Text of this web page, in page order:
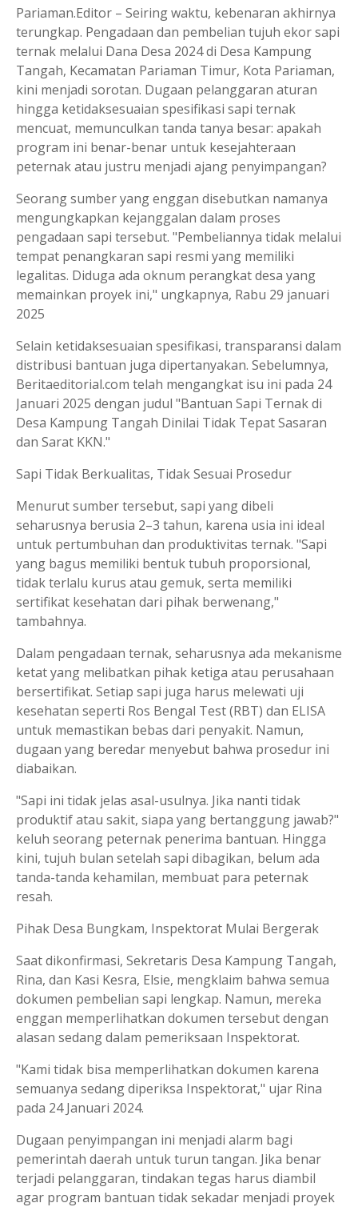
Pariaman.Editor – Seiring waktu, kebenaran akhirnya
terungkap. Pengadaan dan pembelian tujuh ekor sapi
ternak melalui Dana Desa 2024 di Desa Kampung
Tangah, Kecamatan Pariaman Timur, Kota Pariaman,
kini menjadi sorotan. Dugaan pelanggaran aturan
hingga ketidaksesuaian spesifikasi sapi ternak
mencuat, memunculkan tanda tanya besar: apakah
program ini benar-benar untuk kesejahteraan
peternak atau justru menjadi ajang penyimpangan?
Seorang sumber yang enggan disebutkan namanya
mengungkapkan kejanggalan dalam proses
pengadaan sapi tersebut. "Pembeliannya tidak melalui
tempat penangkaran sapi resmi yang memiliki
legalitas. Diduga ada oknum perangkat desa yang
memainkan proyek ini," ungkapnya, Rabu 29 januari
2025
Selain ketidaksesuaian spesifikasi, transparansi dalam
distribusi bantuan juga dipertanyakan. Sebelumnya,
Beritaeditorial.com telah mengangkat isu ini pada 24
Januari 2025 dengan judul "Bantuan Sapi Ternak di
Desa Kampung Tangah Dinilai Tidak Tepat Sasaran
dan Sarat KKN."
Sapi Tidak Berkualitas, Tidak Sesuai Prosedur
Menurut sumber tersebut, sapi yang dibeli
seharusnya berusia 2–3 tahun, karena usia ini ideal
untuk pertumbuhan dan produktivitas ternak. "Sapi
yang bagus memiliki bentuk tubuh proporsional,
tidak terlalu kurus atau gemuk, serta memiliki
sertifikat kesehatan dari pihak berwenang,"
tambahnya.
Dalam pengadaan ternak, seharusnya ada mekanisme
ketat yang melibatkan pihak ketiga atau perusahaan
bersertifikat. Setiap sapi juga harus melewati uji
kesehatan seperti Ros Bengal Test (RBT) dan ELISA
untuk memastikan bebas dari penyakit. Namun,
dugaan yang beredar menyebut bahwa prosedur ini
diabaikan.
"Sapi ini tidak jelas asal-usulnya. Jika nanti tidak
produktif atau sakit, siapa yang bertanggung jawab?"
keluh seorang peternak penerima bantuan. Hingga
kini, tujuh bulan setelah sapi dibagikan, belum ada
tanda-tanda kehamilan, membuat para peternak
resah.
Pihak Desa Bungkam, Inspektorat Mulai Bergerak
Saat dikonfirmasi, Sekretaris Desa Kampung Tangah,
Rina, dan Kasi Kesra, Elsie, mengklaim bahwa semua
dokumen pembelian sapi lengkap. Namun, mereka
enggan memperlihatkan dokumen tersebut dengan
alasan sedang dalam pemeriksaan Inspektorat.
"Kami tidak bisa memperlihatkan dokumen karena
semuanya sedang diperiksa Inspektorat," ujar Rina
pada 24 Januari 2024.
Dugaan penyimpangan ini menjadi alarm bagi
pemerintah daerah untuk turun tangan. Jika benar
terjadi pelanggaran, tindakan tegas harus diambil
agar program bantuan tidak sekadar menjadi proyek